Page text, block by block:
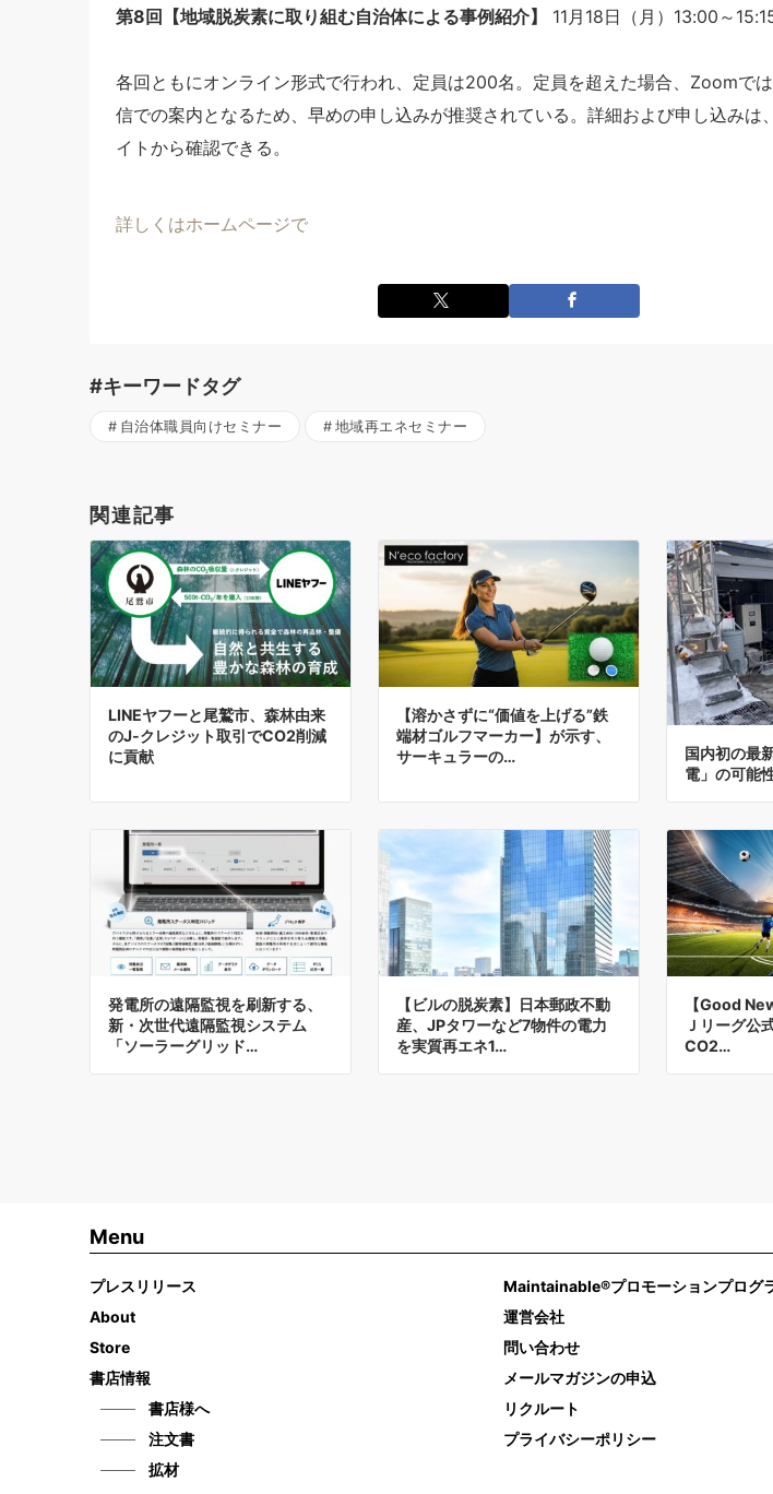
第8回【地域脱炭素に取り組む自治体による事例紹介】
11月18日（月）13:00～
各回ともにオンライン形式で行われ、定員は200名。定員を超えた場合、Zoomで
信での案内となるため、早めの申し込みが推奨されている。詳細および申し込みは
イトから確認できる。
詳しくはホームページで
#キーワードタグ
自治体職員向けセミナー 地域再エネセミナー
関連記事
LINEヤフーと尾鷲市、森林由来
のJ-クレジット取引でCO2削減
に貢献
【溶かさずに“価値を上げる”鉄
端材ゴルフマーカー】が示す、
サーキュラーの…
国内初の最
電」の可能
発電所の遠隔監視を刷新する、
新・次世代遠隔監視システム
「ソーラーグリッド…
【ビルの脱炭素】日本郵政不動
産、JPタワーなど7物件の電力
を実質再エネ1…
【Good
Ｊリーグ公
CO2…
Menu
プレスリリース
About
Store
書店情報
書店様へ
注文書
拡材
Maintainable®プロモーションプログ
運営会社
問い合わせ
メールマガジンの申込
リクルート
プライバシーポリシー